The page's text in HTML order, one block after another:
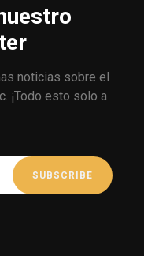
noticias sobre el
¡Todo esto solo a